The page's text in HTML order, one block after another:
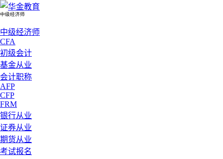
中级经济师
中级经济师
CFA
初级会计
基金从业
会计职称
AFP
CFP
FRM
银行从业
证券从业
期货从业
考试报名